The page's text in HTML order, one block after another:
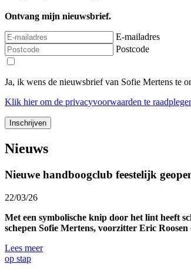
Ontvang mijn nieuwsbrief.
E-mailadres
Postcode
Ja, ik wens de nieuwsbrief van Sofie Mertens te
Klik hierom de privacyvoorwaarden te
Nieuws
Nieuwe handboogclub feestelijk
22/03/26
Met een symbolische knip door het lint heeft
schepen Sofie Mertens, voorzitter Eric
Lees meer
op stap